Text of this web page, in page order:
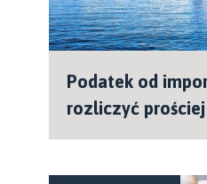
Podatek od
rozliczyć prościej